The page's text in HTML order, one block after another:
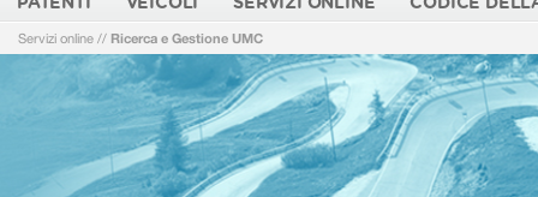
Servizi online // Ricerca e Gestione UMC